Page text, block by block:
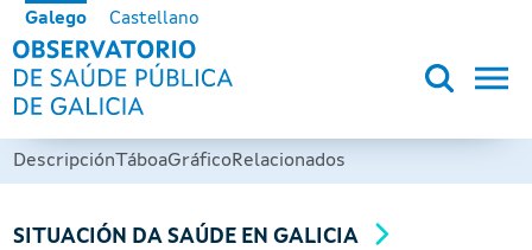
Ir o contido principal
Galego Castellano
OBSERVATORIO DE SALUD
DescripciónTáboaGráficoRelacionados
SITUACIÓN DA SAÚDE EN GALICIA